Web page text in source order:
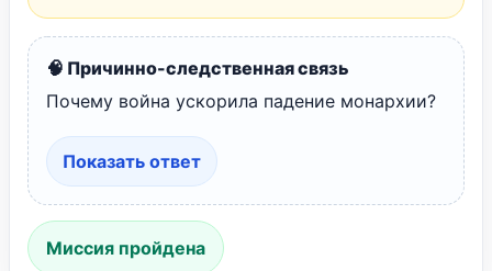
🧠 Причинно-следственная связь
Почему война ускорила падение монархии?
Показать ответ
Миссия пройдена